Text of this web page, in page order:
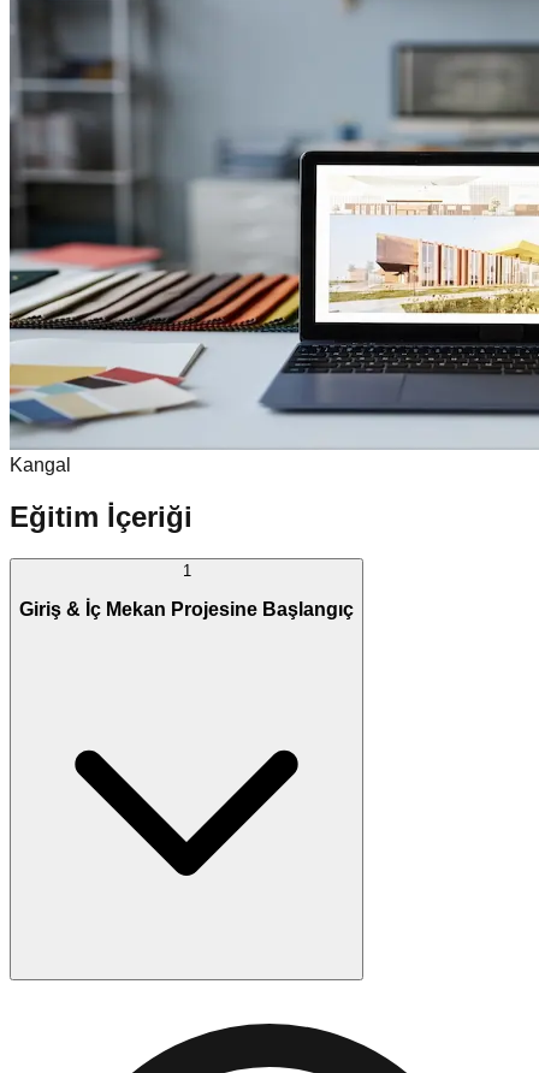
Kangal
Eğitim İçeriği
1
Giriş & İç Mekan Projesine Başlangıç